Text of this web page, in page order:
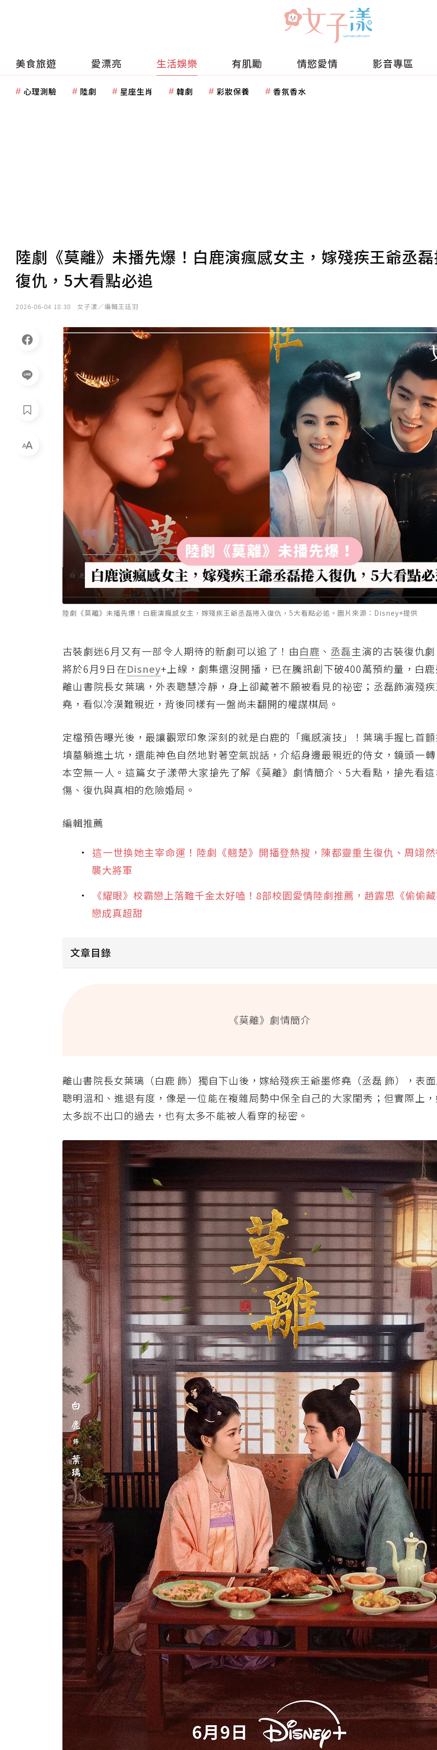
美食旅遊 愛漂亮 生活娛樂 有肌勵 情慾愛情 影音專區
心理測驗 陸劇 星座生肖 韓劇 彩妝保養 香氛香水
陸劇《莫離》未播先爆！白鹿演瘋感女主，嫁殘疾王爺丞
復仇，5大看點必追
2026-06-04 18:38 女子漾／編輯王廷羽
陸劇《莫離》未播先爆！白鹿演瘋感女主，嫁殘疾王爺丞磊捲入復仇，5大看點必追。圖片來源：Disney+提供
古裝劇迷6月又有一部令人期待的新劇可以追了！由白鹿 、 丞磊主演的古裝復仇
將於6月9日在Disney+上線，劇集還沒開播，已在騰訊創下破400萬預約量，白
離山書院長女葉璃，外表聰慧冷靜，身上卻藏著不願被看見的祕密；丞磊飾演殘
堯，看似冷漠難親近，背後同樣有一盤尚未翻開的權謀棋局。
定檔預告曝光後，最讓觀眾印象深刻的就是白鹿的「瘋感演技」！葉璃手握匕首
墳墓躺進土坑，還能神色自然地對著空氣說話，介紹身邊最親近的侍女，鏡頭一
本空無一人。這篇女子漾帶大家搶先了解《莫離》劇情簡介、5大看點，搶先看
傷、復仇與真相的危險婚局。
編輯推薦
這一世換她主宰命運！陸劇《翹楚》開播登熱搜，陳都靈重生復仇、周翊
襲大將軍
《耀眼》校霸戀上落難千金太好嗑！8部校園愛情陸劇推薦，趙露思《偷偷
戀成真超甜
文章目錄
《莫離》看點1. 白鹿演「不正常女主」，自掘墳墓畫面太衝擊！
《莫離》看點4. 白鹿丞磊「先婚後謀」、互相試探
《莫離》看點5. 青梅竹馬黎王墨景黎暗中攪局
《莫離》看點6. 林玉芬導演操刀，古裝宿命感值得期待
《莫離》劇情簡介
離山書院長女葉璃（白鹿 飾）獨自下山後，嫁給殘疾王爺墨修堯（丞磊 飾），表
聰明溫和、進退有度，像是一位能在複雜局勢中保全自己的大家閨秀；但實際上
太多說不出口的過去，也有太多不能被人看穿的秘密。